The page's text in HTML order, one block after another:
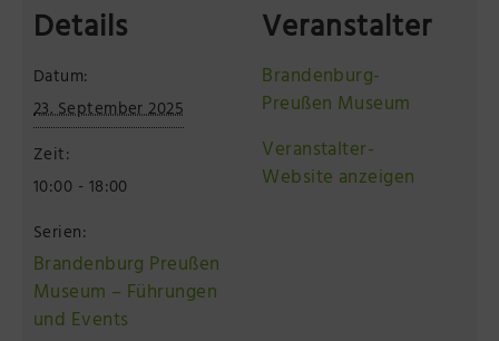
Details
Datum:
23. September 2025
Zeit:
10:00 - 18:00
Serien:
Brandenburg Preußen
Museum – Führungen
und Events
Veranstalter
Brandenburg-
Preußen Museum
Veranstalter-
Website anzeigen